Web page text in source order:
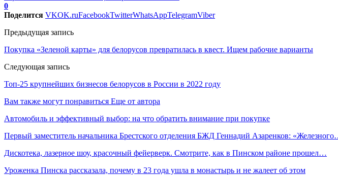
0
Поделится VKOK.ruFacebookTwitterWhatsAppTelegramViber
Предыдущая запись
Покупка «Зеленой карты» для белорусов превратилась в квест. Ищем рабочие варианты
Следующая запись
Топ-25 крупнейших бизнесов белорусов в России в 2022 году
Вам также могут понравиться Еще от автора
Автомобиль и эффективный выбор: на что обратить внимание при покупке
Первый заместитель начальника Брестского отделения БЖД Геннадий Азаренков:
Дискотека, лазерное шоу, красочный фейерверк. Смотрите, как в Пинском районе прошел…
Уроженка Пинска рассказала, почему в 23 года ушла в монастырь и не жалеет об этом